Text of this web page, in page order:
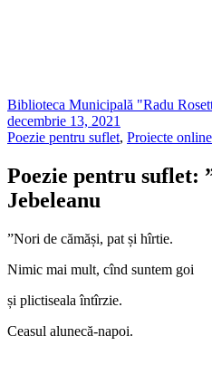
Biblioteca Municipală "Radu
decembrie 13, 2021
Poezie pentru suflet, Proiecte online
Poezie pentru suflet:
Jebeleanu
”Nori de cămăși, pat și hîrtie.
Nimic mai mult, cînd suntem goi
și plictiseala întîrzie.
Ceasul alunecă-napoi.